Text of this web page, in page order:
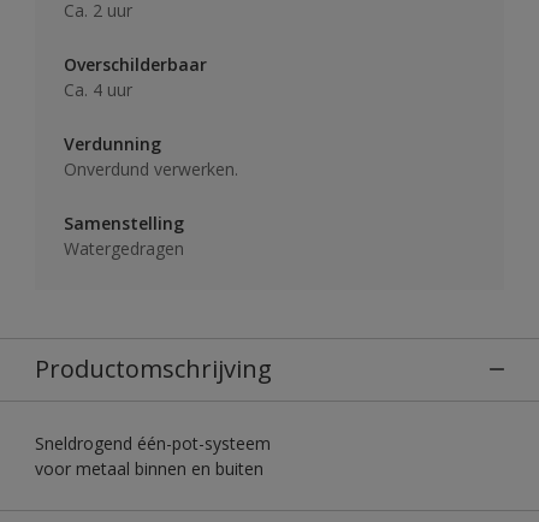
Ca. 2 uur
Overschilderbaar
Ca. 4 uur
Verdunning
Onverdund verwerken.
Samenstelling
Watergedragen
Productomschrijving
Sneldrogend één-pot-systeem
voor metaal binnen en buiten